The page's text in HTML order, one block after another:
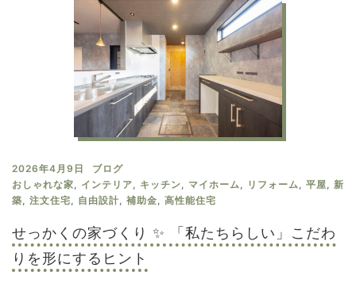
2026年4月9日
ブログ
おしゃれな家, インテリア, キッチン, マイホーム, リフォーム, 平屋, 新
築, 注文住宅, 自由設計, 補助金, 高性能住宅
せっかくの家づくり ✨ 「私たちらしい」こだわ
りを形にするヒント